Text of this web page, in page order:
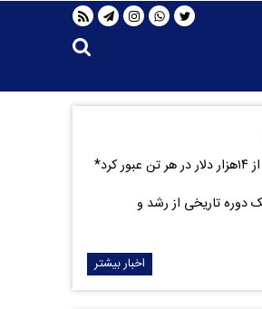
دوره تاریخی از رشد و
اخبار بیشتر